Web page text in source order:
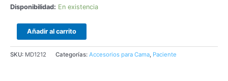
Disponibilidad: En existencia
Añadir al carrito
SKU: MD1212 Categorías: Accesorios para Cama, Paciente